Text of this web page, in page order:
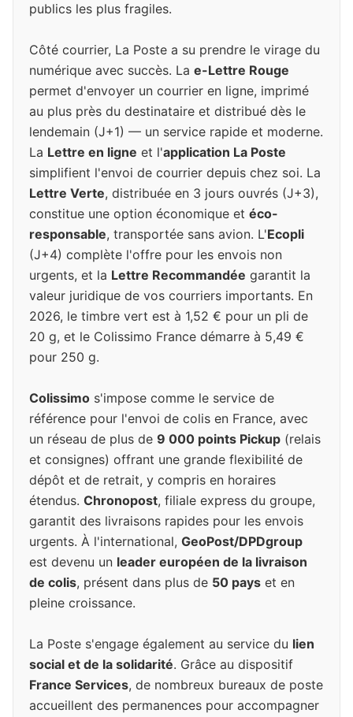
publics les plus fragiles.
Côté courrier, La Poste a su prendre le virage du
numérique avec succès. La e-Lettre Rouge
permet d'envoyer un courrier en ligne, imprimé
au plus près du destinataire et distribué dès le
lendemain (J+1) — un service rapide et moderne.
La Lettre en ligne et l'application La Poste
simplifient l'envoi de courrier depuis chez soi. La
Lettre Verte, distribuée en 3 jours ouvrés (J+3),
constitue une option économique et éco-
responsable, transportée sans avion. L'Ecopli
(J+4) complète l'offre pour les envois non
urgents, et la Lettre Recommandée garantit la
valeur juridique de vos courriers importants. En
2026, le timbre vert est à 1,52 € pour un pli de
20 g, et le Colissimo France démarre à 5,49 €
pour 250 g.
Colissimo s'impose comme le service de
référence pour l'envoi de colis en France, avec
un réseau de plus de 9 000 points Pickup (relais
et consignes) offrant une grande flexibilité de
dépôt et de retrait, y compris en horaires
étendus. Chronopost, filiale express du groupe,
garantit des livraisons rapides pour les envois
urgents. À l'international, GeoPost/DPDgroup
est devenu un leader européen de la livraison
de colis, présent dans plus de 50 pays et en
pleine croissance.
La Poste s'engage également au service du lien
social et de la solidarité. Grâce au dispositif
France Services, de nombreux bureaux de poste
accueillent des permanences pour accompagner